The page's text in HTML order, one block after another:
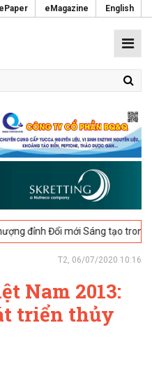
ePaper eMagazine English
Đổi mới Sáng tạo trong Ngành
T2, 06/07/2020 10:16
Nam 2013:
triển thủy